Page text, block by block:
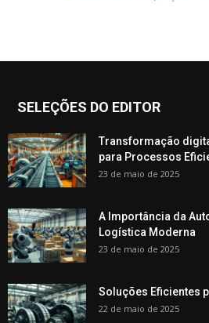
SELEÇÕES DO EDITOR
Transformação
para Processos
23 de maio de 2025
A Importância da
Logística Moderna
23 de maio de 2025
Soluções Eficientes
22 de maio de 2025